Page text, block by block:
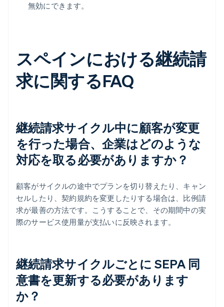
無効にできます。
スペインにおける継続請
求に関するFAQ
継続請求サイクル中に顧客が変更
を行った場合、企業はどのような
対応を取る必要がありますか？
顧客がサイクルの途中でプランを切り替えたり、キャン
セルしたり、契約規約を変更したりする場合は、比例請
求が最善の方法です。こうすることで、その期間中の実
際のサービス使用量が支払いに反映されます。
継続請求サイクルごとに SEPA 同
意書を更新する必要があります
か？